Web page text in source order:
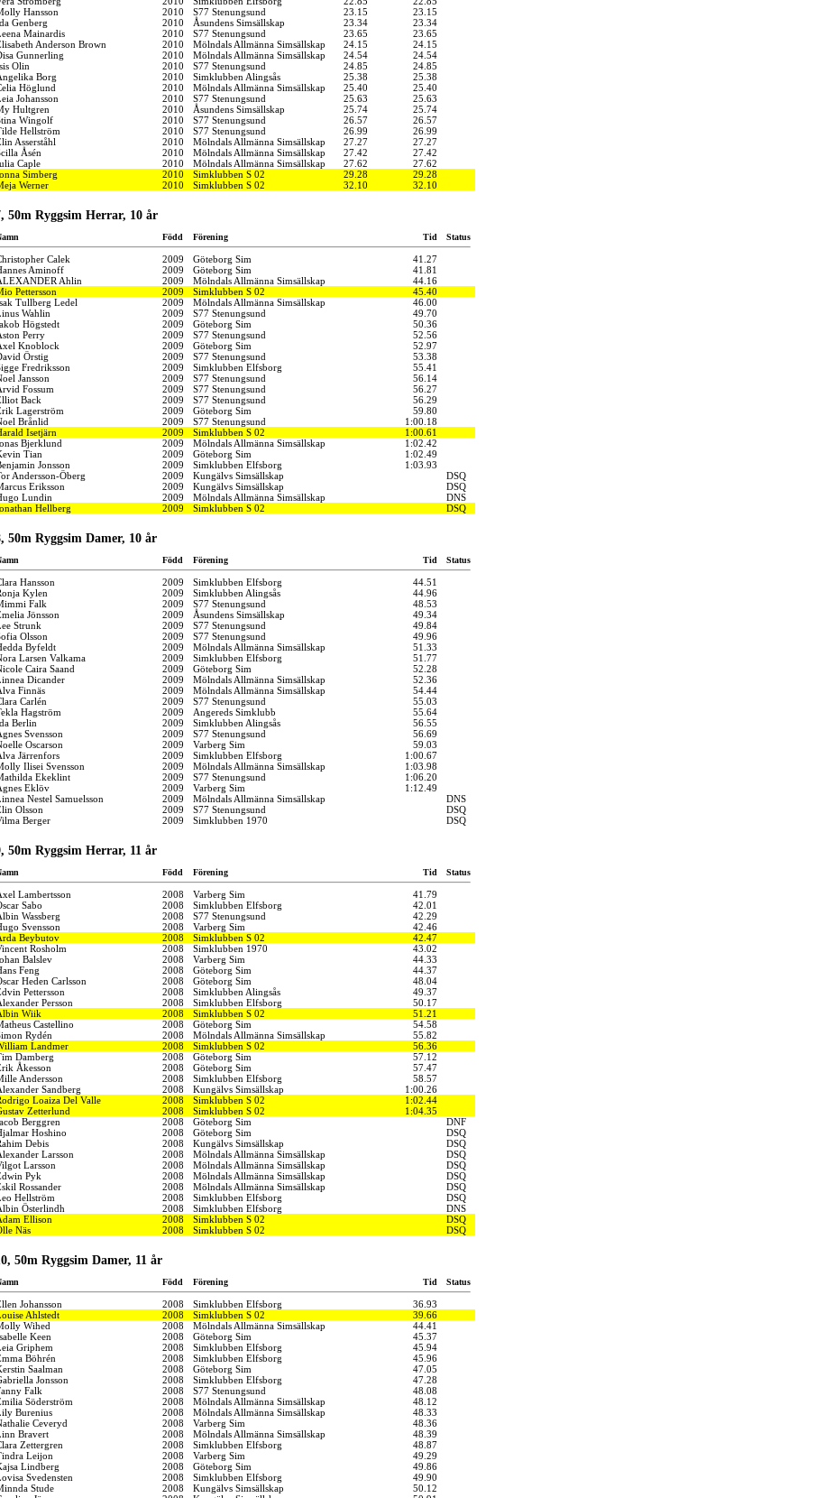
Hansson 2010 S77 Stenungsund 23.15
23.15
Genberg 2010 Åsundens Simsällskap 23.34
23.34
Mainardis 2010 S77 Stenungsund 23.65
23.65
Anderson Brown 2010 Mölndals Allmänna Simsällskap 24.15
24.15
Gunnerling 2010 Mölndals Allmänna Simsällskap 24.54
24.54
Olin 2010 S77 Stenungsund 24.85
24.85
Borg 2010 Simklubben Alingsås 25.38
25.38
Höglund 2010 Mölndals Allmänna Simsällskap 25.40
25.40
Johansson 2010 S77 Stenungsund 25.63
25.63
Hultgren 2010 Åsundens Simsällskap 25.74
25.74
Wingolf 2010 S77 Stenungsund 26.57
26.57
Hellström 2010 S77 Stenungsund 26.99
26.99
Asserståhl 2010 Mölndals Allmänna Simsällskap 27.27
27.27
Åsén 2010 Mölndals Allmänna Simsällskap 27.42
27.42
Caple 2010 Mölndals Allmänna Simsällskap 27.62
27.62
Simberg 2010 Simklubben S 02 29.28
29.28
Werner 2010 Simklubben S 02 32.10 32.10
50m Ryggsim Herrar, 10 år
Född Förening Tid Status
Calek 2009 Göteborg Sim
41.27
Aminoff 2009 Göteborg Sim
41.81
Ahlin 2009 Mölndals Allmänna Simsällskap
44.16
Pettersson 2009 Simklubben S 02
45.40
Tullberg Ledel 2009 Mölndals Allmänna Simsällskap
46.00
Wahlin 2009 S77 Stenungsund
49.70
Högstedt 2009 Göteborg Sim
50.36
Perry 2009 S77 Stenungsund
52.56
Knoblock 2009 Göteborg Sim
52.97
Örstig 2009 S77 Stenungsund
53.38
Fredriksson 2009 Simklubben Elfsborg
55.41
Jansson 2009 S77 Stenungsund
56.14
Fossum 2009 S77 Stenungsund
56.27
Back 2009 S77 Stenungsund
56.29
Lagerström 2009 Göteborg Sim
59.80
Brånlid 2009 S77 Stenungsund
1:00.18
Isetjärn 2009 Simklubben S 02
1:00.61
Bjerklund 2009 Mölndals Allmänna Simsällskap
1:02.42
Tian 2009 Göteborg Sim
1:02.49
Jonsson 2009 Simklubben Elfsborg
1:03.93
Andersson-Öberg
2009 Kungälvs Simsällskap
DSQ
Eriksson
2009 Kungälvs Simsällskap
DSQ
Lundin
2009 Mölndals Allmänna Simsällskap
DNS
Hellberg
2009 Simklubben S 02 DSQ
50m Ryggsim Damer, 10 år
Född Förening Tid Status
Hansson 2009 Simklubben Elfsborg
44.51
Kylen 2009 Simklubben Alingsås
44.96
Falk 2009 S77 Stenungsund
48.53
Jönsson 2009 Åsundens Simsällskap
49.34
Strunk 2009 S77 Stenungsund
49.84
Olsson 2009 S77 Stenungsund
49.96
Byfeldt 2009 Mölndals Allmänna Simsällskap
51.33
Larsen Valkama 2009 Simklubben Elfsborg
51.77
Caira Saand 2009 Göteborg Sim
52.28
Dicander 2009 Mölndals Allmänna Simsällskap
52.36
Finnäs 2009 Mölndals Allmänna Simsällskap
54.44
Carlén 2009 S77 Stenungsund
55.03
Hagström 2009 Angereds Simklubb
55.64
Berlin 2009 Simklubben Alingsås
56.55
Svensson 2009 S77 Stenungsund
56.69
Oscarson 2009 Varberg Sim
59.03
Järrenfors 2009 Simklubben Elfsborg
1:00.67
Ilisei Svensson 2009 Mölndals Allmänna Simsällskap
1:03.98
Ekeklint 2009 S77 Stenungsund
1:06.20
Eklöv 2009 Varberg Sim
1:12.49
Nestel Samuelsson
2009 Mölndals Allmänna Simsällskap
DNS
Olsson
2009 S77 Stenungsund
DSQ
Berger
2009 Simklubben 1970 DSQ
50m Ryggsim Herrar, 11 år
Född Förening Tid Status
Lambertsson 2008 Varberg Sim
41.79
Sabo 2008 Simklubben Elfsborg
42.01
Wassberg 2008 S77 Stenungsund
42.29
Svensson 2008 Varberg Sim
42.46
Beybutov 2008 Simklubben S 02
42.47
Rosholm 2008 Simklubben 1970
43.02
Balslev 2008 Varberg Sim
44.33
Feng 2008 Göteborg Sim
44.37
Heden Carlsson 2008 Göteborg Sim
48.04
Pettersson 2008 Simklubben Alingsås
49.37
Persson 2008 Simklubben Elfsborg
50.17
Wiik 2008 Simklubben S 02
51.21
Castellino 2008 Göteborg Sim
54.58
Rydén 2008 Mölndals Allmänna Simsällskap
55.82
Landmer 2008 Simklubben S 02
56.36
Damberg 2008 Göteborg Sim
57.12
Åkesson 2008 Göteborg Sim
57.47
Andersson 2008 Simklubben Elfsborg
58.57
Sandberg 2008 Kungälvs Simsällskap
1:00.26
Loaiza Del Valle 2008 Simklubben S 02
1:02.44
Zetterlund 2008 Simklubben S 02
1:04.35
Berggren
2008 Göteborg Sim
DNF
Hoshino
2008 Göteborg Sim
DSQ
Debis
2008 Kungälvs Simsällskap
DSQ
Larsson
2008 Mölndals Allmänna Simsällskap
DSQ
Larsson
2008 Mölndals Allmänna Simsällskap
DSQ
Pyk
2008 Mölndals Allmänna Simsällskap
DSQ
Rossander
2008 Mölndals Allmänna Simsällskap
DSQ
Hellström
2008 Simklubben Elfsborg
DSQ
Österlindh
2008 Simklubben Elfsborg
DNS
Ellison
2008 Simklubben S 02
DSQ
Näs
2008 Simklubben S 02 DSQ
50m Ryggsim Damer, 11 år
Född Förening Tid Status
Johansson 2008 Simklubben Elfsborg
36.93
Ahlstedt 2008 Simklubben S 02
39.66
Wihed 2008 Mölndals Allmänna Simsällskap
44.41
Keen 2008 Göteborg Sim
45.37
Griphem 2008 Simklubben Elfsborg
45.94
Böhrén 2008 Simklubben Elfsborg
45.96
Saalman 2008 Göteborg Sim
47.05
Jonsson 2008 Simklubben Elfsborg
47.28
Falk 2008 S77 Stenungsund
48.08
Söderström 2008 Mölndals Allmänna Simsällskap
48.12
Burenius 2008 Mölndals Allmänna Simsällskap
48.33
Ceveryd 2008 Varberg Sim
48.36
Bravert 2008 Mölndals Allmänna Simsällskap
48.39
Zettergren 2008 Simklubben Elfsborg
48.87
Leijon 2008 Varberg Sim
49.29
Lindberg 2008 Göteborg Sim
49.86
Svedensten 2008 Simklubben Elfsborg
49.90
Stude 2008 Kungälvs Simsällskap
50.12